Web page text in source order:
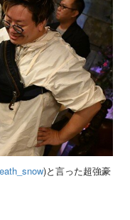
)と言った超強豪